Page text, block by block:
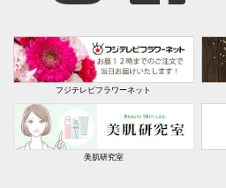
フジテレビフラワーネット
美肌研究室